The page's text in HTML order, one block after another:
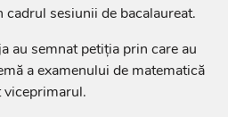
sesiunii de bacalaureat.
au semnat petiția prin care au
a examenului de matematică
viceprimarul.